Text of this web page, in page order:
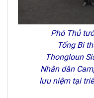
Phó Thủ
Tổng Bí
Thongloun
Nhân dân
lưu niệm tại